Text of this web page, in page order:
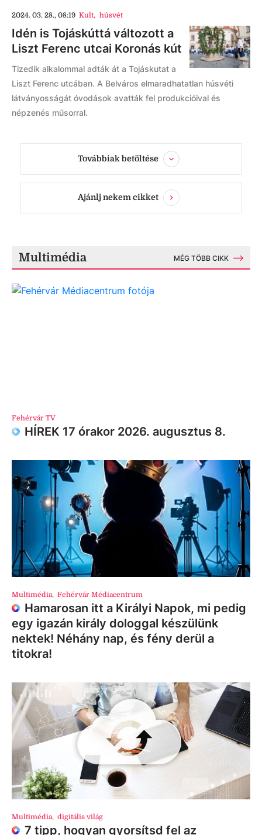
2024. 03. 28., 08:19 Kult, húsvét
Idén is Tojáskúttá változott a
Liszt Ferenc utcai Koronás kút
Tizedik alkalommal adták át a Tojáskutat a
Liszt Ferenc utcában. A Belváros elmaradhatatlan húsvéti
látványosságát óvodások avatták fel produkcióival és
népzenés műsorral.
Továbbiak betöltése
Ajánlj nekem cikket
Multimédia MÉG TÖBB CIKK
Fehérvár TV
HÍREK 17 órakor 2026. augusztus 8.
Multimédia, Fehérvár Médiacentrum
Hamarosan itt a Királyi Napok, mi pedig
egy igazán király dologgal készülünk
nektek! Néhány nap, és fény derül a
titokra!
Multimédia, digitális világ
7 tipp, hogyan gyorsítsd fel az